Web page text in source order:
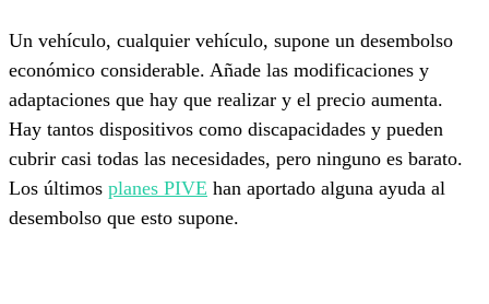
Un vehículo, cualquier vehículo, supone un desembolso
económico considerable. Añade las modificaciones y
adaptaciones que hay que realizar y el precio aumenta.
Hay tantos dispositivos como discapacidades y pueden
cubrir casi todas las necesidades, pero ninguno es barato.
Los últimos planes PIVE han aportado alguna ayuda al
desembolso que esto supone.